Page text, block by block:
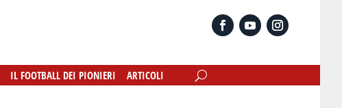
IL FOOTBALL DEI PIONIERI ARTICOLI
IL FOOTBALL DEI PIONIERI ARTICOLI